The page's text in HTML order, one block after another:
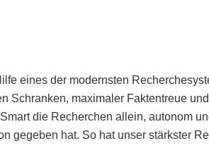
eines der modernsten
Schranken, maximaler Faktentreue
die Recherchen allein, autonom
gegeben hat. So hat unser stärkster